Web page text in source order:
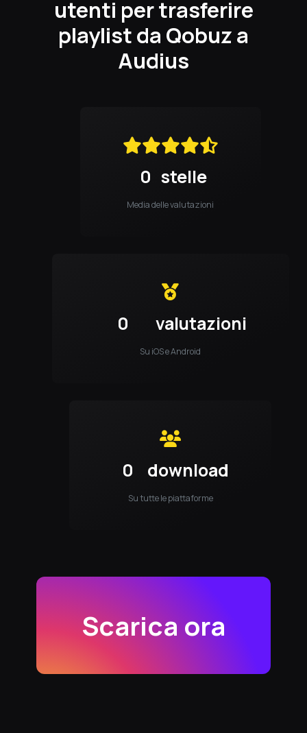
utenti per trasferire
playlist da Qobuz a
Audius
0 stelle
Media delle valutazioni
0 valutazioni
Su iOS e Android
0 download
Su tutte le piattaforme
Scarica ora